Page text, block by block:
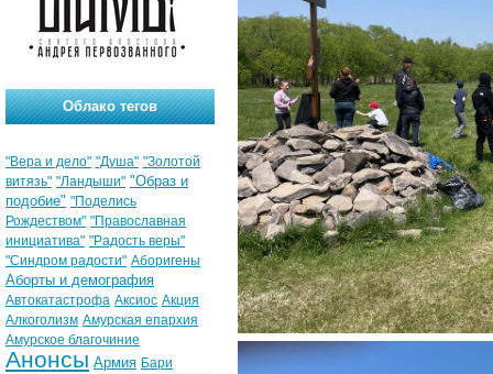
Облако тегов
"Вера и дело" "Душа" "Золотой
витязь" "Ландыши" "Образ и
подобие" "Поделись
Рождеством" "Православная
инициатива" "Радость веры"
"Синдром радости" Аборигены
Аборты и демография
Автокатастрофа Аксиос Акция
Алкоголизм Амурская епархия
Амурское благочиние
Анонсы Армия Бари